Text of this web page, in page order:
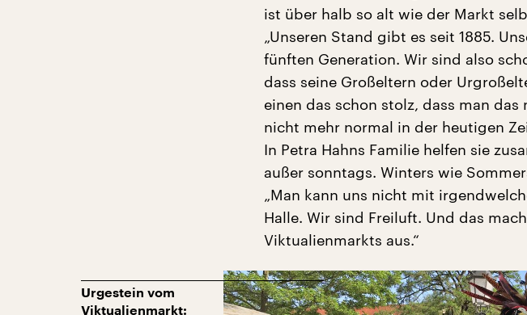
ist über halb so alt wie der Markt
„Unseren Stand gibt es seit 1885.
fünften Generation. Wir sind also
dass seine Großeltern oder
einen das schon stolz, dass man
nicht mehr normal in der heutigen
In Petra Hahns Familie helfen sie
außer sonntags. Winters wie
„Man kann uns nicht mit
Halle. Wir sind Freiluft. Und das
Viktualienmarkts aus.“
Urgestein vom
Viktualienmarkt: